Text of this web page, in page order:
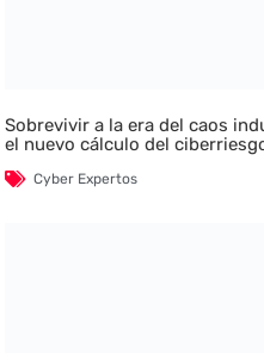
Sobrevivir a la era del caos
el nuevo cálculo del
Cyber Expertos